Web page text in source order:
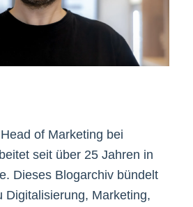
of Marketing bei
seit über 25 Jahren in
Dieses Blogarchiv bündelt
Digitalisierung, Marketing,